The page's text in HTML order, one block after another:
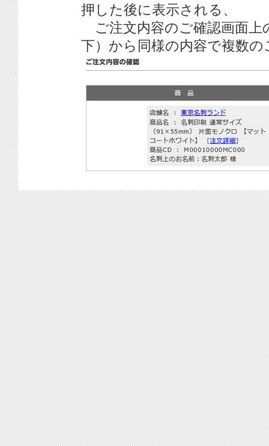
押した後に表示される、
ご注文内容のご確認画面上
下）から同様の内容で複数